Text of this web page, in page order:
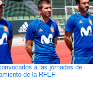
a las jornadas de
de la RFEF